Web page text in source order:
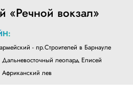
«Речной вокзал»
- пр.Строителей в Барнауле
леопард Елисей
лев